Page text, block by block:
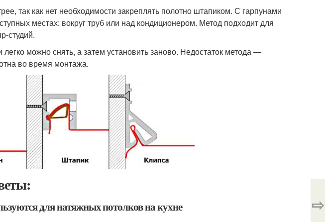
так как нет необходимости закреплять полотно штапиком. С гарпунами
местах: вокруг труб или над кондиционером. Метод подходит для
студий.
можно снять, а затем установить заново. Недостаток метода —
во время монтажа.
для натяжных потолков на кухне ⇨